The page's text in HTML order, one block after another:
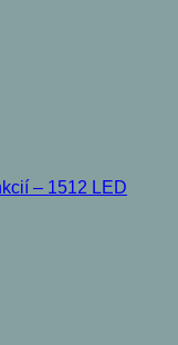
– 1512 LED